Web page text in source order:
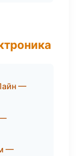
—
—
—